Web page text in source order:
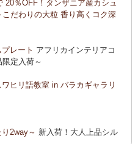
柄入荷！〈大判復刻版〉入
トリック柄など5つのカテゴリ
ガ 人気柄が限定数再入荷！
限
送り下さると、お買い物に使
、
20％OFF！タンザニア産カシュ
だわりの大粒 香り高くコク深
レート アフリカインテリアコ
定入荷～
ヒリ語教室 in バラカギャラリ
2way～ 新入荷！大人上品シル